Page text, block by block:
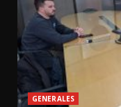
GENERALES